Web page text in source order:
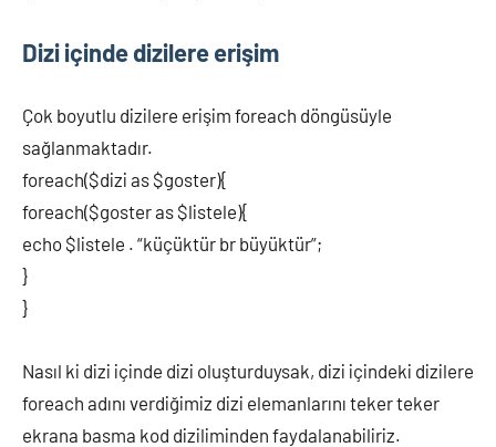
Dizi içinde dizilere erişim
Çok boyutlu dizilere erişim foreach döngüsüyle
sağlanmaktadır.
foreach($dizi as $goster){
foreach($goster as $listele){
echo $listele . “küçüktür br büyüktür”;
}
}
Nasıl ki dizi içinde dizi oluşturduysak, dizi içindeki dizilere
foreach adını verdiğimiz dizi elemanlarını teker teker
ekrana basma kod diziliminden faydalanabiliriz.